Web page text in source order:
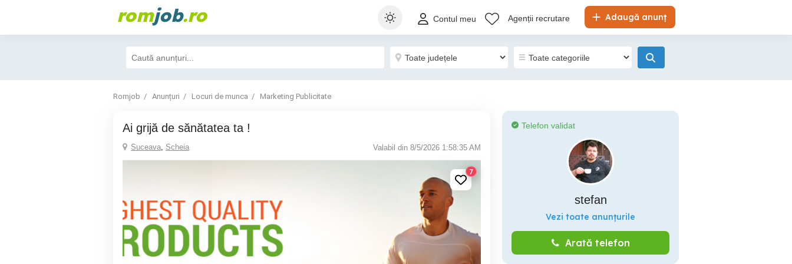
romjob.ro Adaugă anunț
Contul meu Agenții recrutare
Romjob Anunțuri Locuri de munca Marketing Publicitate
Ai grijă de sănătatea ta !
Suceava, Scheia Valabil din 8/5/2026 1:58:35 AM
7
Telefon validat
stefan
Vezi toate anunțurile
Arată telefon